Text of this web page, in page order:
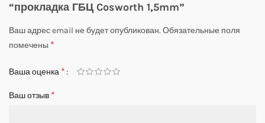
“прокладка ГБЦ Cosworth 1,5mm”
Ваш адрес email не будет опубликован. Обязательные поля
помечены *
Ваша оценка *
Ваш отзыв *